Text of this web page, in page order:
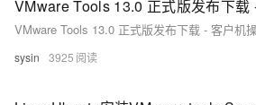
sysin 3925